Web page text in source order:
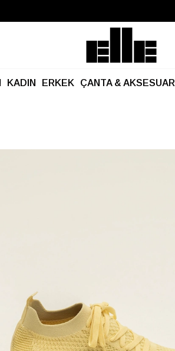
Kargo Ücretsiz!
KADIN ERKEK ÇANTA & AKSESUAR